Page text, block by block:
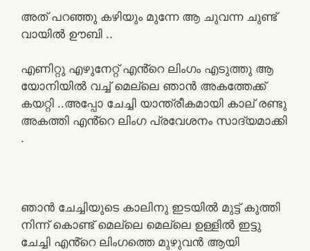
അത് പറഞ്ഞു കഴിയും മുന്നേ ആ ചുവന്ന ചുണ്ട്
വായിൽ ഊബി ..
എണിറ്റു എഴുനേറ്റ് എൻ്റെ ലിംഗം എടുത്തു ആ
യോനിയിൽ വച്ച് മെല്ലെ ഞാൻ അകത്തേക്ക്
കയറ്റി ..അപ്പോ ചേച്ചി യാന്ത്രീകമായി കാല് രണ്ടു
അകത്തി എൻ്റെ ലിംഗ പ്രവേശനം സാദ്യമാക്കി
.
ഞാൻ ചേച്ചിയുടെ കാലിനു ഇടയിൽ മുട്ട് കുത്തി
നിന്ന് കൊണ്ട് മെല്ലെ മെല്ലെ ഉള്ളിൽ ഇട്ടു
ചേച്ചി എൻ്റെ ലിംഗത്തെ മുഴുവൻ ആയി